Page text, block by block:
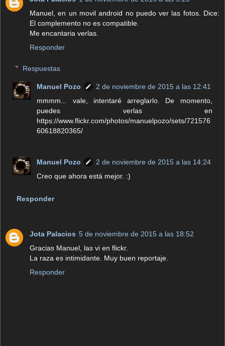
Manuel, en un movil android no puedo ver las fotos. Dice:
El complemento no es compatible.
Me encantaria verlas.
Responder
Respuestas
Manuel Pozo
2 de noviembre de 2015 a las 12:41
mmmm... vale, intentaré arreglarlo. De momento,
puedes verlas en
https://www.flickr.com/photos/manuelpozo/sets/721576
60618820365/
Manuel Pozo
2 de noviembre de 2015 a las 14:24
Creo que ahora está mejor. :)
Responder
Jota Palacios 5 de noviembre de 2015 a las 18:52
Gracias Manuel, las vi en flickr.
La raza es intimidante. Muy buen reportaje.
Responder